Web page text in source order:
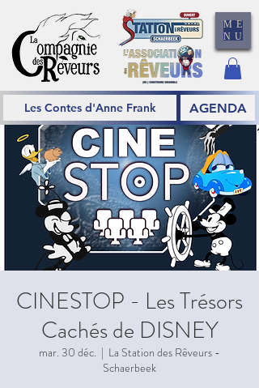
Les Contes d'Anne Frank AGENDA
ME
NU
CINESTOP - Les Trésors
Cachés de DISNEY
mar. 30 déc.
  |
La Station des Rêveurs -
Schaerbeek